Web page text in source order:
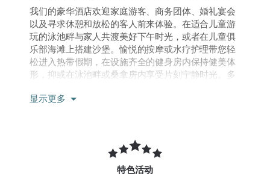
我们的豪华酒店欢迎家庭游客、商务团体、婚礼宴会
以及寻求休憩和放松的客人前来体验。在适合儿童游
玩的泳池畔与家人共渡美好下午时光，或者在儿童俱
乐部海滩上搭建沙堡。愉悦的按摩或水疗护理带您轻
松进入热带假期，在设施齐全的健身房内保持健美体
形，抑或在泳池畔或桑拿房内享受片刻宁静时光。多
外界沟通无阻。其他周到服务还包括免费停车、代客
显示更多
特色活动